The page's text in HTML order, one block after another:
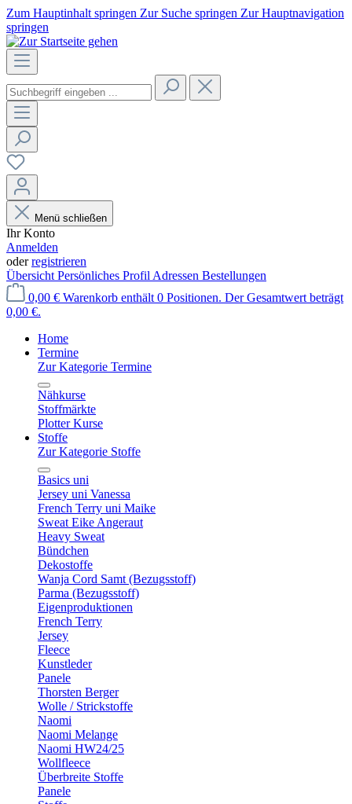
Zum Hauptinhalt springen Zur Suche springen Zur Hauptnavigation
springen
Menü schließen
Ihr Konto
Anmelden
oderregistrieren
Übersicht Persönliches Profil Adressen Bestellungen
0,00 € Warenkorb enthält 0 Positionen. Der Gesamtwert beträgt
0,00 €.
Home
Termine
Zur Kategorie Termine
Nähkurse
Stoffmärkte
Plotter Kurse
Stoffe
Zur Kategorie Stoffe
Basics uni
Jersey uni Vanessa
French Terry uni Maike
Sweat Eike Angeraut
Heavy Sweat
Bündchen
Dekostoffe
Wanja Cord Samt (Bezugsstoff)
Parma (Bezugsstoff)
Eigenproduktionen
French Terry
Jersey
Fleece
Kunstleder
Panele
Thorsten Berger
Wolle / Strickstoffe
Naomi
Naomi Melange
Naomi HW24/25
Wollfleece
Überbreite Stoffe
Panele